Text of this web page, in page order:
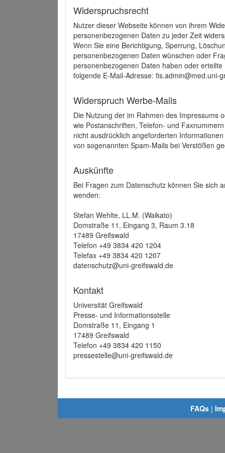
Widerspruchsrecht
Nutzer dieser Webseite können von ihrem
personenbezogenen Daten zu jeder Zeit
Wenn Sie eine Berichtigung, Sperrung,
personenbezogenen Daten wünschen oder
personenbezogenen Daten haben oder
folgende E-Mail-Adresse: fis.admin@med.uni-
Widerspruch Werbe-Mails
Die Nutzung der im Rahmen des Impressums
wie Postanschriften, Telefon- und
nicht ausdrücklich angeforderten
von sogenannten Spam-Mails bei Verstößen
Auskünfte
Bei Fragen zum Datenschutz können Sie sich
wenden:
Stefan Wehlte, LL.M. (Waikato)
Domstraße 11, Eingang 3, Raum 3.18
17489 Greifswald
Telefon +49 3834 420 1204
Telefax +49 3834 420 1207
datenschutz@uni-greifswald.de
Kontakt
Universität Greifswald
Presse- und Informationsstelle
Domstraße 11, Eingang 1
17489 Greifswald
Telefon +49 3834 420 1150
pressestelle@uni-greifswald.de
FAQs |